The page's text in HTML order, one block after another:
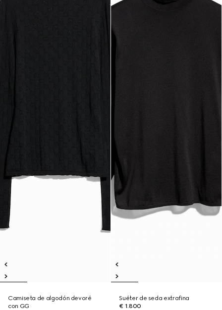
Camiseta de algodón devoré
con GG
Suéter de seda extrafina
€ 1.800